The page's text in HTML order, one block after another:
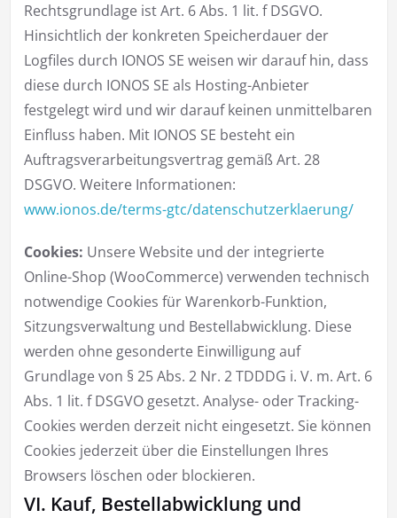
Rechtsgrundlage ist Art. 6 Abs. 1 lit. f DSGVO.
Hinsichtlich der konkreten Speicherdauer der
Logfiles durch IONOS SE weisen wir darauf hin, dass
diese durch IONOS SE als Hosting-Anbieter
festgelegt wird und wir darauf keinen unmittelbaren
Einfluss haben. Mit IONOS SE besteht ein
Auftragsverarbeitungsvertrag gemäß Art. 28
DSGVO. Weitere Informationen:
www.ionos.de/terms-gtc/datenschutzerklaerung/
Cookies: Unsere Website und der integrierte
Online-Shop (WooCommerce) verwenden technisch
notwendige Cookies für Warenkorb-Funktion,
Sitzungsverwaltung und Bestellabwicklung. Diese
werden ohne gesonderte Einwilligung auf
Grundlage von § 25 Abs. 2 Nr. 2 TDDDG i. V. m. Art. 6
Abs. 1 lit. f DSGVO gesetzt. Analyse- oder Tracking-
Cookies werden derzeit nicht eingesetzt. Sie können
Cookies jederzeit über die Einstellungen Ihres
Browsers löschen oder blockieren.
VI. Kauf, Bestellabwicklung und